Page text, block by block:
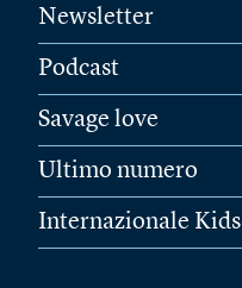
Newsletter
Podcast
Savage love
Ultimo numero
Internazionale Kids